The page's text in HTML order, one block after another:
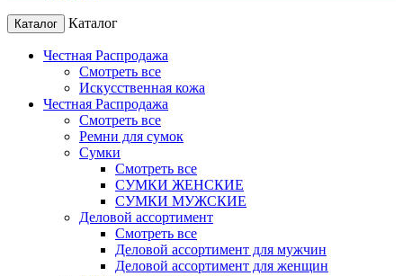
Каталог Каталог
Честная Распродажа
Смотреть все
Искусственная кожа
Честная Распродажа
Смотреть все
Ремни для сумок
Сумки
Смотреть все
СУМКИ ЖЕНСКИЕ
СУМКИ МУЖСКИЕ
Деловой ассортимент
Смотреть все
Деловой ассортимент для мужчин
Деловой ассортимент для женщин